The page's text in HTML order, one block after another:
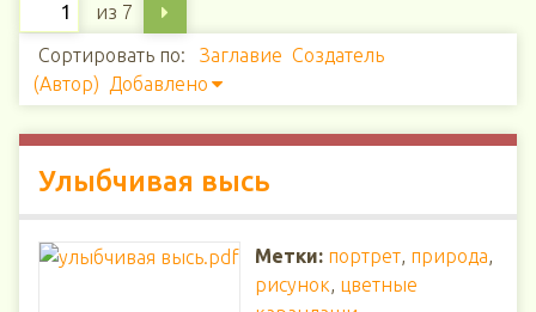
из 7
Сортировать по: Заглавие Создатель
(Автор)
Добавлено
Улыбчивая высь
Метки: портрет, природа,
рисунок, цветные